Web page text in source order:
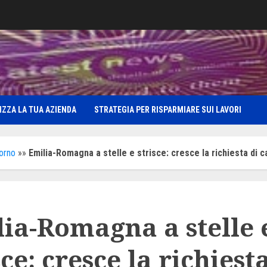
LA TUA AZIENDA STRATEGIA PER RISPARMIARE SUI LAVORI
»» Emilia-Romagna a stelle e strisce: cresce la richiesta di
Romagna a stelle
cresce la